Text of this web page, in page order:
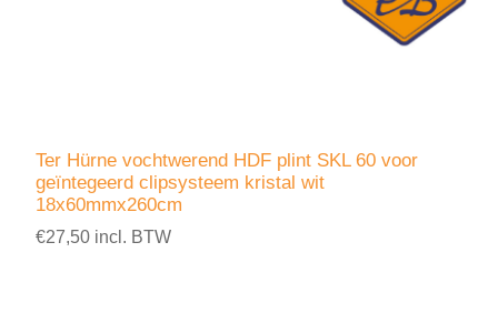
Ter Hürne vochtwerend HDF plint SKL 60 voor
geïntegeerd clipsysteem kristal wit
18x60mmx260cm
€27,50 incl. BTW